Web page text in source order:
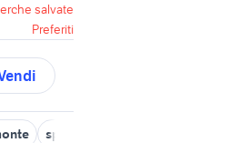
salvate
Preferiti
sportive auto Piemonte